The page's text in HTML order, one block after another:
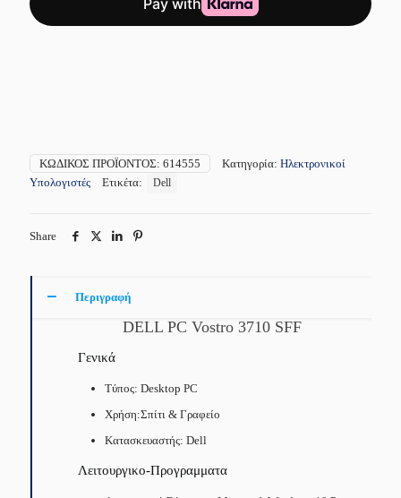
ποσότητα
ΚΩΔΙΚΌΣ ΠΡΟΪΌΝΤΟΣ: 614555 Κατηγορία: Ηλεκτρονικοί
Υπολογιστές
Ετικέτα: Dell
Share
Περιγραφή
DELL PC Vostro 3710 SFF
Γενικά
Τύπος: Desktop PC
Χρήση:Σπίτι & Γραφείο
Κατασκευαστής: Dell
Λειτουργικο-Προγραμματα